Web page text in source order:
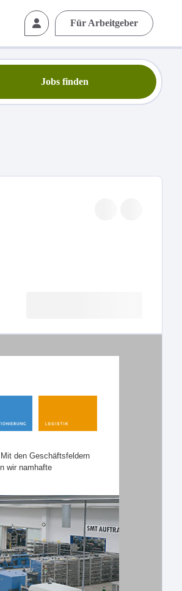
Für Arbeitgeber
Jobs finden